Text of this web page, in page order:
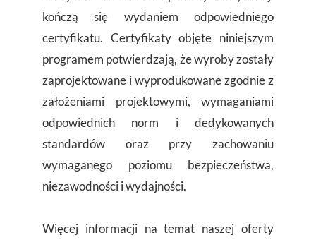
kończą się wydaniem odpowiedniego
certyfikatu. Certyfikaty objęte niniejszym
programem potwierdzają, że wyroby zostały
zaprojektowane i wyprodukowane zgodnie z
założeniami projektowymi, wymaganiami
odpowiednich norm i dedykowanych
standardów oraz przy zachowaniu
wymaganego poziomu bezpieczeństwa,
niezawodności i wydajności.
Więcej informacji na temat naszej oferty